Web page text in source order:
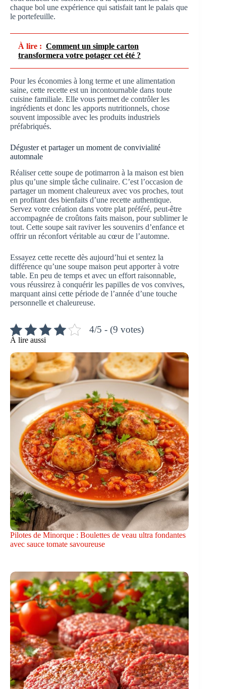
chaque bol une expérience qui satisfait tant le palais que
le portefeuille.
À lire : Comment un simple carton
transformera votre potager cet été ?
Pour les économies à long terme et une alimentation
saine, cette recette est un incontournable dans toute
cuisine familiale. Elle vous permet de contrôler les
ingrédients et donc les apports nutritionnels, chose
souvent impossible avec les produits industriels
préfabriqués.
Déguster et partager un moment de convivialité
automnale
Réaliser cette soupe de potimarron à la maison est bien
plus qu’une simple tâche culinaire. C’est l’occasion de
partager un moment chaleureux avec vos proches, tout
en profitant des bienfaits d’une recette authentique.
Servez votre création dans votre plat préféré, peut-être
accompagnée de croûtons faits maison, pour sublimer le
tout. Cette soupe sait raviver les souvenirs d’enfance et
offrir un réconfort véritable au cœur de l’automne.
Essayez cette recette dès aujourd’hui et sentez la
différence qu’une soupe maison peut apporter à votre
table. En peu de temps et avec un effort raisonnable,
vous réussirez à conquérir les papilles de vos convives,
marquant ainsi cette période de l’année d’une touche
personnelle et chaleureuse.
4/5 - (9 votes)
À lire aussi
Pilotes de Minorque : Boulettes de veau ultra fondantes
avec sauce tomate savoureuse